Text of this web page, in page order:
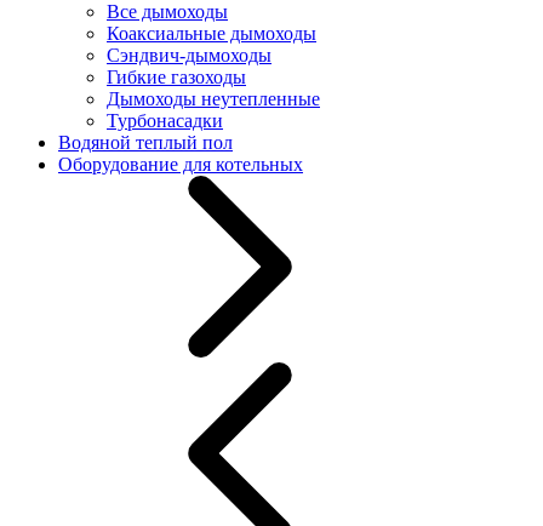
Все дымоходы
Коаксиальные дымоходы
Сэндвич-дымоходы
Гибкие газоходы
Дымоходы неутепленные
Турбонасадки
Водяной теплый пол
Оборудование для котельных